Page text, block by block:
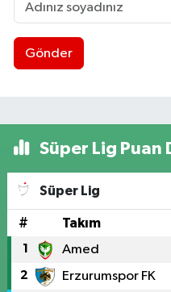
Gönder
Süper Lig Puan
Süper Lig
# Takım
1 Amed
2 Erzurumspor FK